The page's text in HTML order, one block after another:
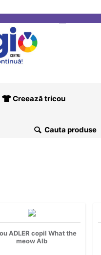
Creează tricou
ADLER copil What the
meow Alb